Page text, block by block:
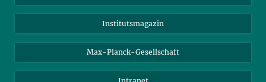
Schulen
Facebook
YouTube
Institutsmagazin
Max-Planck-Gesellschaft